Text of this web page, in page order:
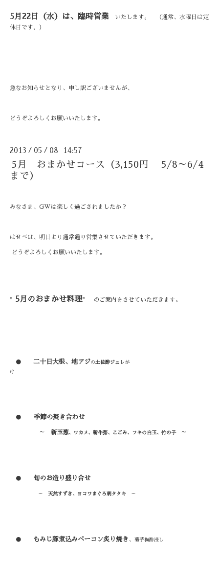
5月22日（水）は、臨時営業 いたします。 （通常、水曜日は定
休日です。）
急なお知らせとなり、申し訳ございませんが、
どうぞよろしくお願いいたします。
2013 / 05 / 08 14:57
5月 おまかせコース（3,150円 5/8～6/4
まで）
みなさま、GWは楽しく過ごされましたか？
はせべは、明日より通常通り営業させていただきます。
どうぞよろしくお願いいたします。
” 5月のおまかせ料理” のご案内をさせていただきます。
● 二十日大根、地アジの土佐酢ジュレ が
け
● 季節の焚き合わせ
～ 新玉葱、ワカメ、新牛蒡、こごみ、フキの白玉、竹の子 ～
● 旬のお造り盛り合せ
～ 天然すずき、ヨコワまぐろ刺タタキ ～
● もみじ豚煮込みベーコン炙り焼き、 菊芋梅酢浸し